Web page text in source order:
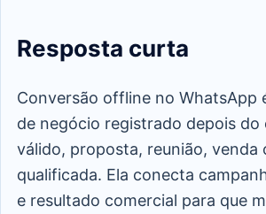
Resposta curta
Conversão offline no WhatsApp
de negócio registrado depois do
válido, proposta, reunião, venda
qualificada. Ela conecta
e resultado comercial para que